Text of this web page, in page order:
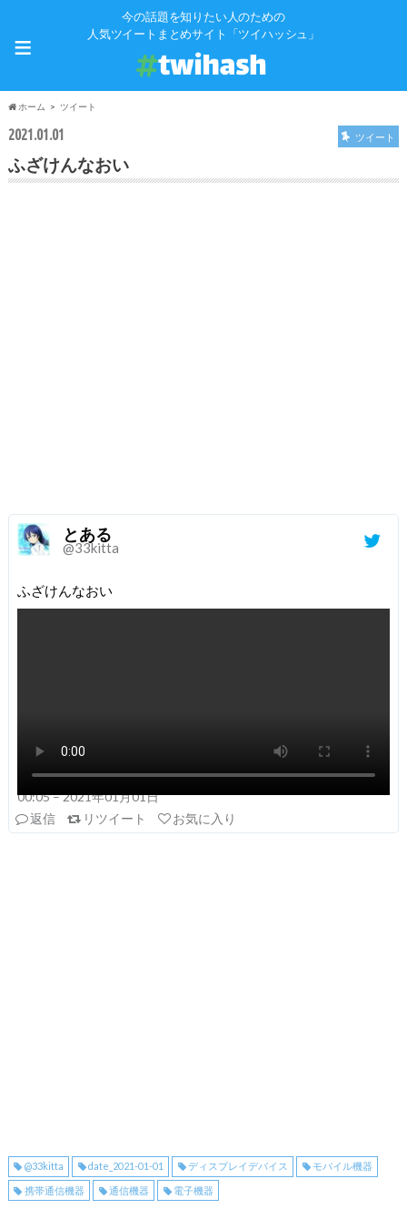
今の話題を知りたい人のための
人気ツイートまとめサイト「ツイハッシュ」
≡
ホーム ツイート
2021.01.01 ツイート
ふざけんなおい
とある
@33kitta
ふざけんなおい
00:05 – 2021年01月01日
返信
リツイート お気に入り
@33kitta date_2021-01-01 ディスプレイデバイス モバイル機器
携帯通信機器 通信機器 電子機器